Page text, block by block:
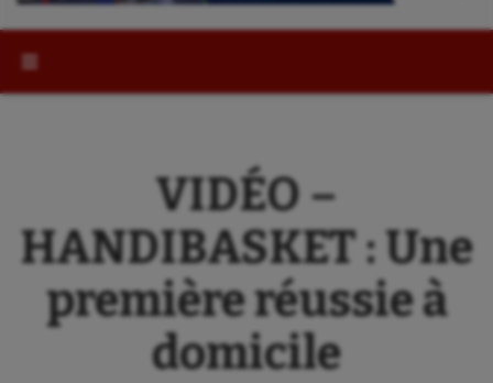
VIDÉO –
HANDIBASKET : Une
première réussie à
domicile